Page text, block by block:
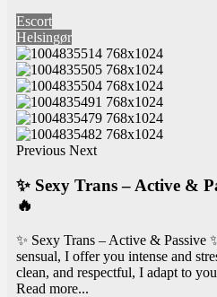
Escort
Helsingør
Previous Next
✨ Sexy Trans – Active &
🔥
✨ Sexy Trans – Active & Passive
sensual, I offer you intense and
clean, and respectful, I adapt to
Read more...